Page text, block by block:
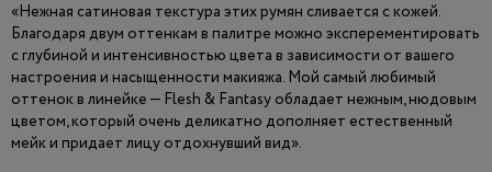
«Нежная сатиновая текстура этих румян сливается с кожей.
Благодаря двум оттенкам в палитре можно эксперементировать
с глубиной и интенсивностью цвета в зависимости от вашего
настроения и насыщенности макияжа. Мой самый любимый
оттенок в линейке — Flesh & Fantasy обладает нежным, нюдовым
цветом, который очень деликатно дополняет естественный
мейк и придает лицу отдохнувший вид».